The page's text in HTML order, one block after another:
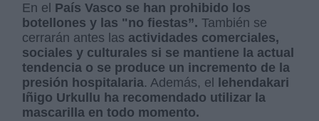
En el País Vasco se han prohibido los
botellones y las "no fiestas”. También se
cerrarán antes las actividades comerciales,
sociales y culturales si se mantiene la actual
tendencia o se produce un incremento de la
presión hospitalaria. Además, el
lehendakari
Iñigo Urkullu ha recomendado utilizar la
mascarilla en todo momento.